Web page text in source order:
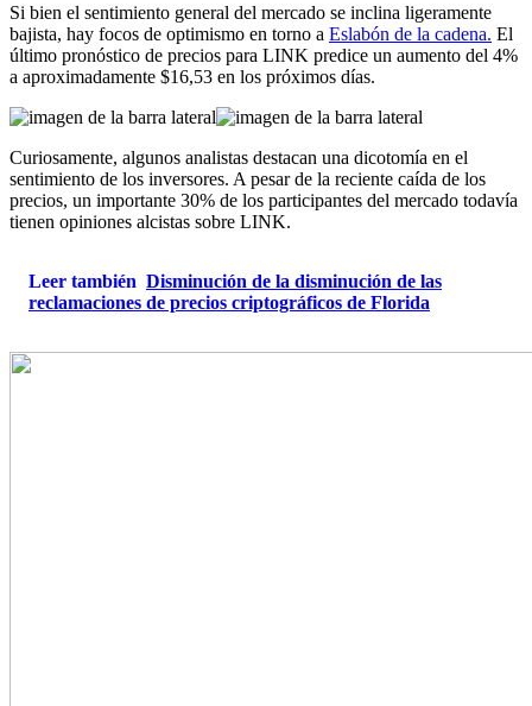
Si bien el sentimiento general del mercado se inclina ligeramente
bajista, hay focos de optimismo en torno a Eslabón de la cadena. El
último pronóstico de precios para LINK predice un aumento del 4%
a aproximadamente $16,53 en los próximos días.
Curiosamente, algunos analistas destacan una dicotomía en el
sentimiento de los inversores. A pesar de la reciente caída de los
precios, un importante 30% de los participantes del mercado todavía
tienen opiniones alcistas sobre LINK.
Leer también Disminución de la disminución de las
reclamaciones de precios criptográficos de Florida